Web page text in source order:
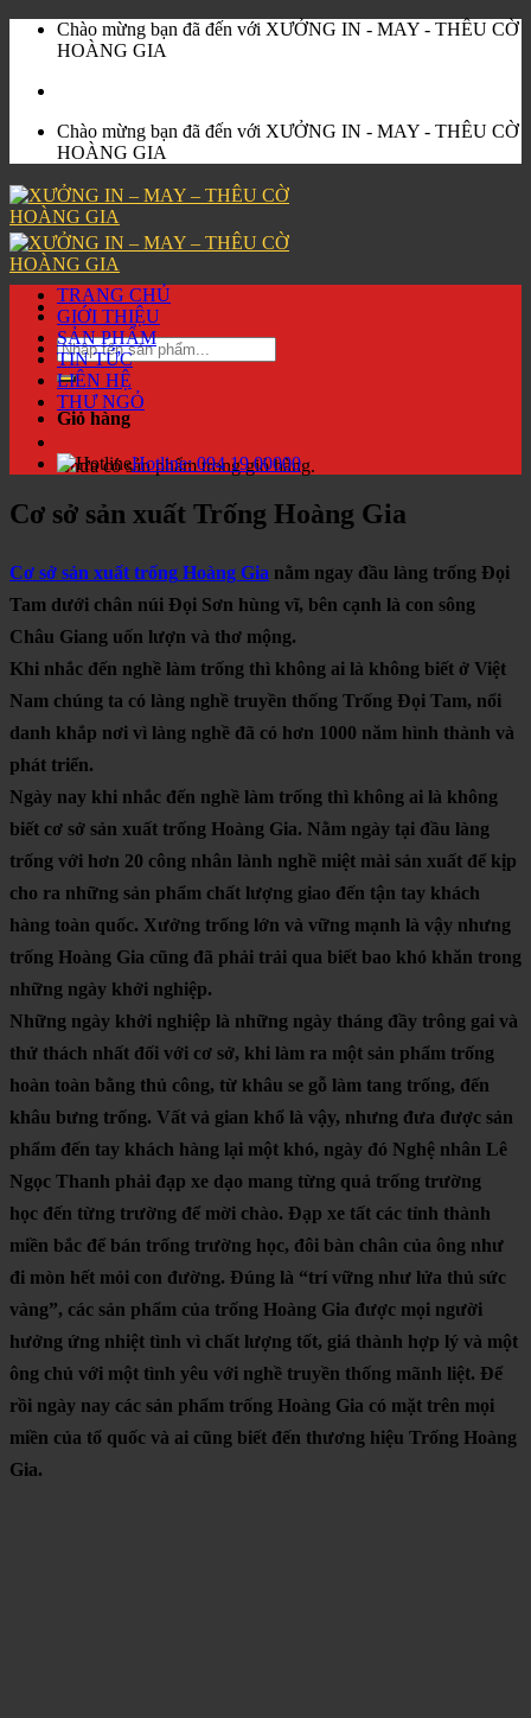
Skip
Chào mừng bạn đã đến với XƯỞNG IN - MAY - THÊU CỜ
HOÀNG GIA
Chào mừng bạn đã đến với XƯỞNG IN - MAY - THÊU CỜ
HOÀNG GIA
Tìm
kiếm:
Giỏ hàng
Chưa có sản phẩm trong giỏ hàng.
TRANG CHỦ
GIỚI THIỆU
SẢN PHẨM
TIN TỨC
LIÊN HỆ
THƯ NGỎ
Hotline:094 19 00000
Cơ sở sản xuất Trống Hoàng Gia
Cơ sở sản xuất trống Hoàng Gia nằm ngay đầu làng trống Đọi
Tam dưới chân núi Đọi Sơn hùng vĩ, bên cạnh là con sông
Châu Giang uốn lượn và thơ mộng.
Khi nhắc đến nghề làm trống thì không ai là không biết ở Việt
Nam chúng ta có làng nghề truyền thống Trống Đọi Tam, nổi
danh khắp nơi vì làng nghề đã có hơn 1000 năm hình thành và
phát triển.
Ngày nay khi nhắc đến nghề làm trống thì không ai là không
biết cơ sở sản xuất trống Hoàng Gia. Nằm ngày tại đầu làng
trống với hơn 20 công nhân lành nghề miệt mài sản xuất để kịp
cho ra những sản phẩm chất lượng giao đến tận tay khách
hàng toàn quốc. Xưởng trống lớn và vững mạnh là vậy nhưng
trống Hoàng Gia cũng đã phải trải qua biết bao khó khăn trong
những ngày khởi nghiệp.
Những ngày khởi nghiệp là những ngày tháng đầy trông gai và
thử thách nhất đối với cơ sở, khi làm ra một sản phẩm trống
hoàn toàn bằng thủ công, từ khâu se gỗ làm tang trống, đến
khâu bưng trống. Vất vả gian khổ là vậy, nhưng đưa được sản
phẩm đến tay khách hàng lại một khó, ngày đó Nghệ nhân Lê
Ngọc Thanh phải đạp xe dạo mang từng quả trống trường
học đến từng trường để mời chào. Đạp xe tất các tỉnh thành
miền bắc để bán trống trường học, đôi bàn chân của ông như
đi mòn hết mỏi con đường. Đúng là “trí vững như lửa thủ sức
vàng”, các sản phẩm của trống Hoàng Gia được mọi người
hưởng ứng nhiệt tình vì chất lượng tốt, giá thành hợp lý và một
ông chủ với một tình yêu với nghề truyền thống mãnh liệt. Để
rồi ngày nay các sản phẩm trống Hoàng Gia có mặt trên mọi
miền của tổ quốc và ai cũng biết đến thương hiệu Trống Hoàng
Gia.